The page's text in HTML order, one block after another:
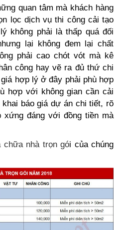
quan tâm mà khách hàng
lọc dịch vụ thi công cải tạo
không phải là thấp quá đối
lại không đem lại chất
phải cao chót vót mà kê
công hay vẽ ra đủ thứ chi
hợp lý ở đây phải phù hợp
hợp với không gian cần cải
báo giá dự án chi tiết, rõ
xứng đáng với đồng tiền mà
chữa nhà trọn gói của chúng